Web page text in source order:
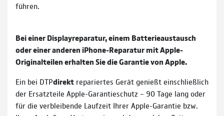
führen.
Bei einer Display­reparatur, einem Batterie­austausch
oder einer anderen iPhone-Reparatur mit Apple-
Original­teilen erhalten Sie die Garantie von Apple.
Ein bei DTPdirekt repa­riertes Gerät genießt ein­schließ­lich
der Ersatz­teile Apple-Garantie­schutz – 90 Tage lang oder
für die ver­blei­bende Lauf­zeit Ihrer Apple-Garantie bzw.